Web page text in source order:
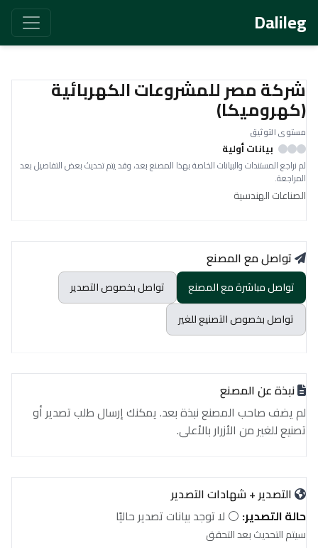
Dalileg
شركة مصر للمشروعات الكهربائية
(كهروميكا)
مستوى التوثيق
بيانات أولية
لم نراجع المستندات والبيانات الخاصة بهذا المصنع بعد، وقد يتم تحديث بعض التفاصيل بعد
المراجعة.
الصناعات الهندسية
تواصل مع المصنع
تواصل مباشرة مع المصنع
تواصل بخصوص التصدير
تواصل بخصوص التصنيع للغير
نبذة عن المصنع
لم يضف صاحب المصنع نبذة بعد. يمكنك إرسال طلب تصدير أو
تصنيع للغير من الأزرار بالأعلى.
التصدير + شهادات التصدير
حالة التصدير: ⚪ لا توجد بيانات تصدير حاليًا
سيتم التحديث بعد التحقق